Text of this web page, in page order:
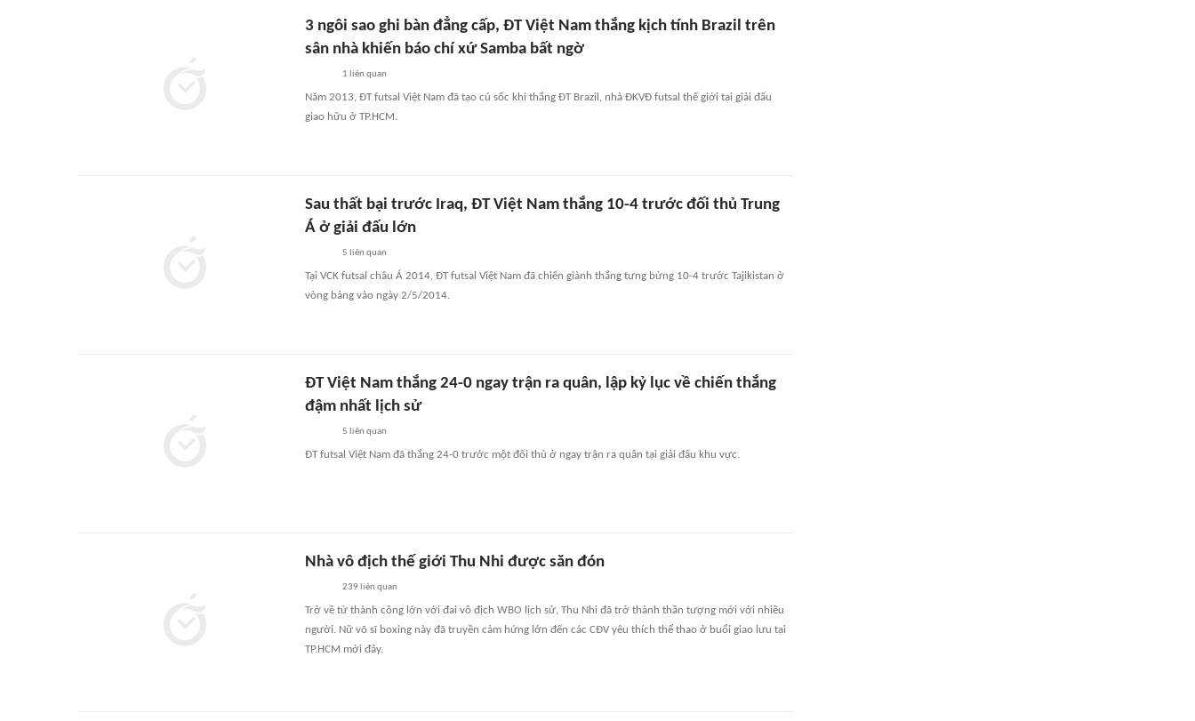
3 ngôi sao ghi bàn đẳng cấp, ĐT Việt Nam thắng kịch tính Brazil trên
sân nhà khiến báo chí xứ Samba bất ngờ
1 liên quan
Năm 2013, ĐT futsal Việt Nam đã tạo cú sốc khi thắng ĐT Brazil, nhà ĐKVĐ futsal thế giới tại giải đấu
giao hữu ở TP.HCM.
Sau thất bại trước Iraq, ĐT Việt Nam thắng 10-4 trước đối thủ Trung
Á ở giải đấu lớn
5 liên quan
Tại VCK futsal châu Á 2014, ĐT futsal Việt Nam đã chiến giành thắng tưng bừng 10-4 trước Tajikistan ở
vòng bảng vào ngày 2/5/2014.
ĐT Việt Nam thắng 24-0 ngay trận ra quân, lập kỷ lục về chiến thắng
đậm nhất lịch sử
5 liên quan
ĐT futsal Việt Nam đã thắng 24-0 trước một đối thủ ở ngay trận ra quân tại giải đấu khu vực.
Nhà vô địch thế giới Thu Nhi được săn đón
239 liên quan
Trở về từ thành công lớn với đai vô địch WBO lịch sử, Thu Nhi đã trở thành thần tượng mới với nhiều
người. Nữ võ sĩ boxing này đã truyền cảm hứng lớn đến các CĐV yêu thích thể thao ở buổi giao lưu tại
TP.HCM mới đây.